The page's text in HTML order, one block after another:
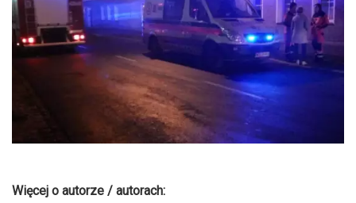
Więcej o autorze / autorach: